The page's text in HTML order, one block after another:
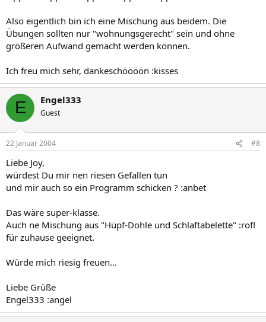
Also eigentlich bin ich eine Mischung aus beidem. Die
Übungen sollten nur "wohnungsgerecht" sein und ohne
größeren Aufwand gemacht werden können.
Ich freu mich sehr, dankeschöööön :kisses
E Engel333
Guest
22 Januar 2004 #8
Liebe Joy,
würdest Du mir nen riesen Gefallen tun
und mir auch so ein Programm schicken ? :anbet
Das wäre super-klasse.
Auch ne Mischung aus "Hüpf-Dohle und Schlaftabelette" :rofl
für zuhause geeignet.
Würde mich riesig freuen...
Liebe Grüße
Engel333 :angel